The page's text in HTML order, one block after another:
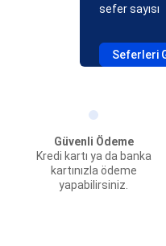
sefer sayısı
Seferleri
Güvenli Ödeme
Kredi kartı ya da banka
kartınızla ödeme
yapabilirsiniz.